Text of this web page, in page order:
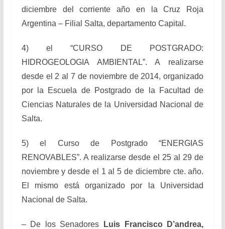
diciembre del corriente año en la Cruz Roja
Argentina – Filial Salta, departamento Capital.
4) el “CURSO DE POSTGRADO:
HIDROGEOLOGIA AMBIENTAL”. A realizarse
desde el 2 al 7 de noviembre de 2014, organizado
por la Escuela de Postgrado de la Facultad de
Ciencias Naturales de la Universidad Nacional de
Salta.
5) el Curso de Postgrado “ENERGIAS
RENOVABLES”. A realizarse desde el 25 al 29 de
noviembre y desde el 1 al 5 de diciembre cte. año.
El mismo está organizado por la Universidad
Nacional de Salta.
– De los Senadores
Luis Francisco D’andrea,